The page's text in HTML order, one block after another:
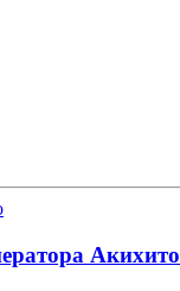
Акихито